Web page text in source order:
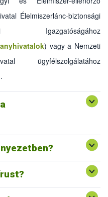
Élelmiszerlánc-biztonsági
Igazgatóságához
) vagy a Nemzeti
ügyfélszolgálatához
maradnak, a
tünetek különfélék lehetnek:
a madár fajától,
körülményeiktől.
a folyadékfelvétel
elhullás. Más esetben
borzolt tollazat) magas
jele lehet a
csökkenése is.
hőmérsékleten.
szalmával,
az ólba. Az állományon